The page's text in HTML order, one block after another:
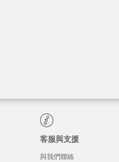
客服與支援
與我們聯絡